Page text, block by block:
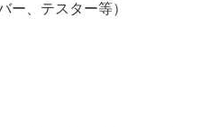
ー、テスター等）